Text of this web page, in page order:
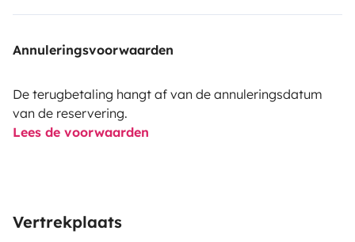
Annuleringsvoorwaarden
De terugbetaling hangt af van de annuleringsdatum
van de reservering.
Lees de voorwaarden
Vertrekplaats